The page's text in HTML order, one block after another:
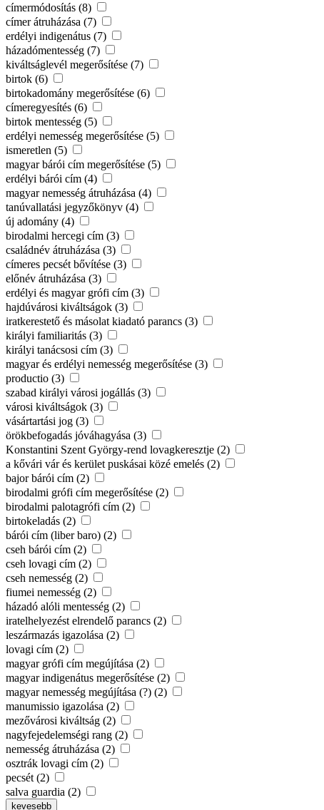
címermódosítás (8)
címer átruházása (7)
erdélyi indigenátus (7)
házadómentesség (7)
kiváltságlevél megerősítése (7)
birtok (6)
birtokadomány megerősítése (6)
címeregyesítés (6)
birtok mentesség (5)
erdélyi nemesség megerősítése (5)
ismeretlen (5)
magyar bárói cím megerősítése (5)
erdélyi bárói cím (4)
magyar nemesség átruházása (4)
tanúvallatási jegyzőkönyv (4)
új adomány (4)
birodalmi hercegi cím (3)
családnév átruházása (3)
címeres pecsét bővítése (3)
előnév átruházása (3)
erdélyi és magyar grófi cím (3)
hajdúvárosi kiváltságok (3)
iratkerestető és másolat kiadató parancs (3)
királyi familiaritás (3)
királyi tanácsosi cím (3)
magyar és erdélyi nemesség megerősítése (3)
productio (3)
szabad királyi városi jogállás (3)
városi kiváltságok (3)
vásártartási jog (3)
örökbefogadás jóváhagyása (3)
Konstantini Szent György-rend lovagkeresztje (2)
a kővári vár és kerület puskásai közé emelés (2)
bajor bárói cím (2)
birodalmi grófi cím megerősítése (2)
birodalmi palotagrófi cím (2)
birtokeladás (2)
bárói cím (liber baro) (2)
cseh bárói cím (2)
cseh lovagi cím (2)
cseh nemesség (2)
fiumei nemesség (2)
házadó alóli mentesség (2)
iratelhelyezést elrendelő parancs (2)
leszármazás igazolása (2)
lovagi cím (2)
magyar grófi cím megújítása (2)
magyar indigenátus megerősítése (2)
magyar nemesség megújítása (?) (2)
manumissio igazolása (2)
mezővárosi kiváltság (2)
nagyfejedelemségi rang (2)
nemesség átruházása (2)
osztrák lovagi cím (2)
pecsét (2)
salva guardia (2)
kevesebb